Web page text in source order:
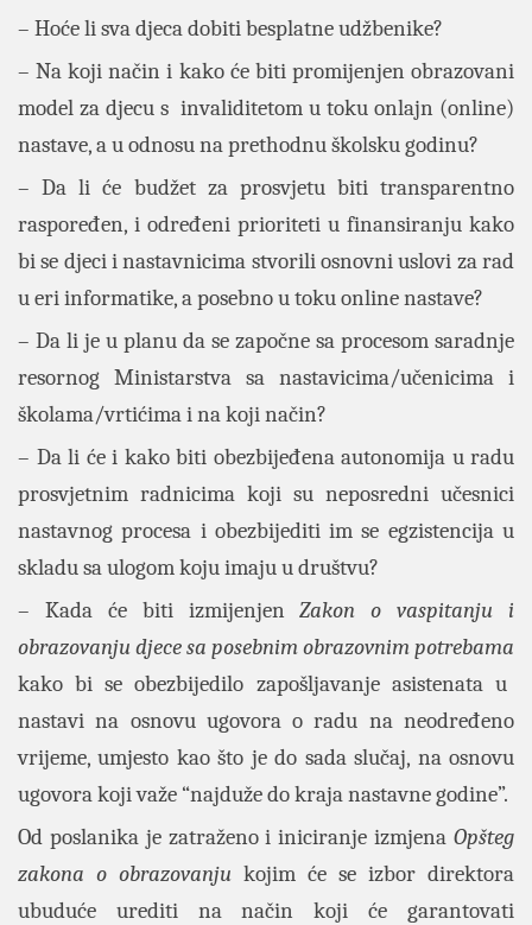
– Hoće li sva djeca dobiti besplatne udžbenike?
– Na koji način i kako će biti promijenjen obrazovani
model za djecu s invaliditetom u toku onlajn (online)
nastave, a u odnosu na prethodnu školsku godinu?
– Da li će budžet za prosvjetu biti transparentno
raspoređen, i određeni prioriteti u finansiranju kako
bi se djeci i nastavnicima stvorili osnovni uslovi za rad
u eri informatike, a posebno u toku online nastave?
– Da li je u planu da se započne sa procesom saradnje
resornog Ministarstva sa nastavicima/učenicima i
školama/vrtićima i na koji način?
– Da li će i kako biti obezbijeđena autonomija u radu
prosvjetnim radnicima koji su neposredni učesnici
nastavnog procesa i obezbijediti im se egzistencija u
skladu sa ulogom koju imaju u društvu?
– Kada će biti izmijenjenZakon o vaspitanju i
obrazovanju djece sa posebnim obrazovnim potrebama
kako bi se obezbijedilo zapošljavanje asistenata u
nastavi na osnovu ugovora o radu na neodređeno
vrijeme, umjesto kao što je do sada slučaj, na osnovu
ugovora koji važe “najduže do kraja nastavne godine”.
Od poslanika je zatraženo i iniciranje izmjena Opšteg
zakona o obrazovanju kojim će se izbor direktora
ubuduće urediti na način koji će garantovati